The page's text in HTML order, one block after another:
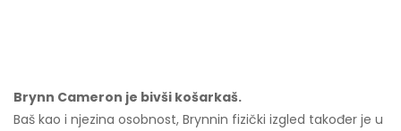
Brynn Cameron je bivši košarkaš.
Baš kao i njezina osobnost, Brynnin fizički izgled također je u